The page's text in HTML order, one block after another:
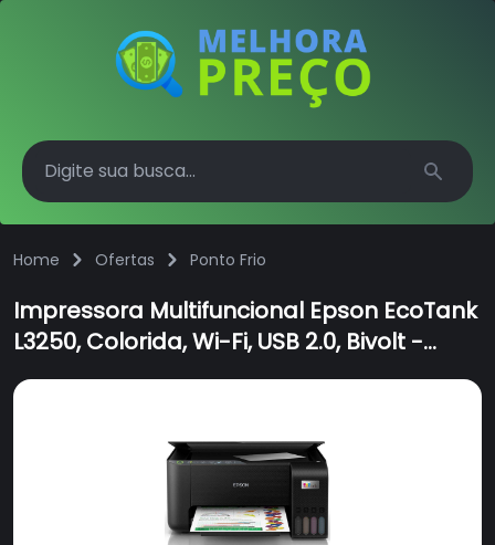
Search
Home Ofertas Ponto Frio
Impressora Multifuncional Epson EcoTank
L3250, Colorida, Wi-Fi, USB 2.0, Bivolt -
C11CJ67303